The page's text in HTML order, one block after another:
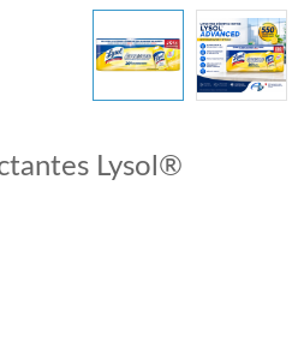
Lysol®